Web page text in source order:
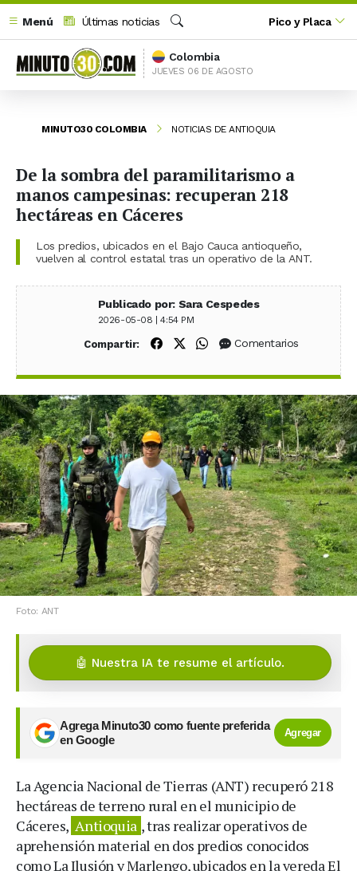
Menú
Últimas noticias
Buscar
Pico y Placa
Colombia
JUEVES 06 DE AGOSTO
MINUTO30 COLOMBIA NOTICIAS DE ANTIOQUIA
De la sombra del paramilitarismo a
manos campesinas: recuperan 218
hectáreas en Cáceres
Los predios, ubicados en el Bajo Cauca antioqueño,
vuelven al control estatal tras un operativo de la ANT.
Publicado por: Sara Cespedes
2026-05-08 | 4:54 PM
Compartir: Compartir en Facebook
Compartir en X (Twitter)
Compartir en WhatsApp
Comentarios
Foto: ANT
🤖 Nuestra IA te resume el artículo.
Agrega Minuto30 como fuente preferida
en Google
Agregar
La Agencia Nacional de Tierras (ANT) recuperó 218
hectáreas de terreno rural en el municipio de
Cáceres, Antioquia , tras realizar operativos de
aprehensión material en dos predios conocidos
como La Ilusión y Marlengo, ubicados en la vereda El